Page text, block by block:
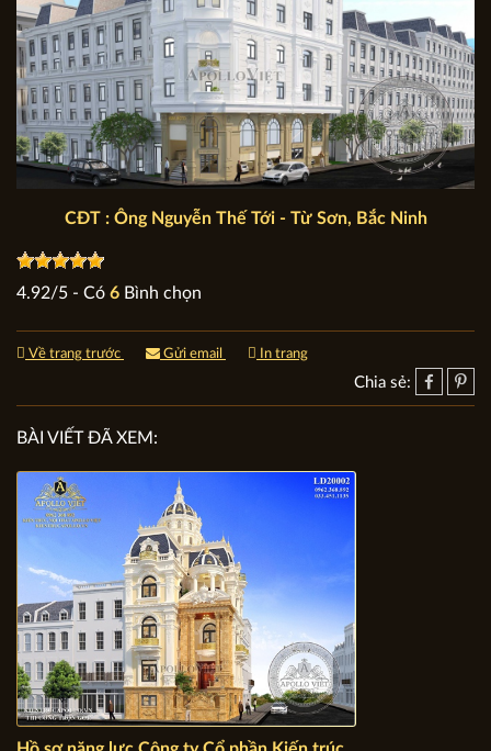
CĐT : Ông Nguyễn Thế Tới - Từ Sơn, Bắc Ninh
4.92/5 - Có 6 Bình chọn
Về trang trước Gửi email In trang
Chia sẻ:
BÀI VIẾT ĐÃ XEM: